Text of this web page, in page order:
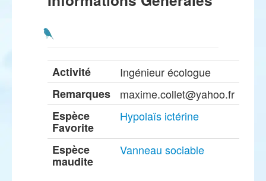
Activité
Ingénieur écologue
Remarques
maxime.collet@yahoo.fr
Espèce
Favorite
Hypolaïs ictérine
Espèce
maudite
Vanneau sociable